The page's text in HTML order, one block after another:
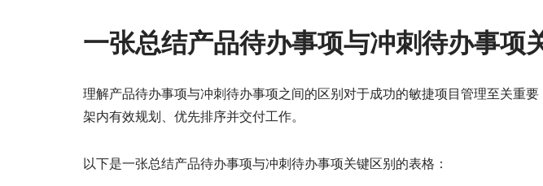
一张总结产品待办事项与冲刺待办事项
理解产品待办事项与冲刺待办事项之间的区别对于成功的敏捷项目管理至关重
架内有效规划、优先排序并交付工作。
以下是一张总结产品待办事项与冲刺待办事项关键区别的表格：